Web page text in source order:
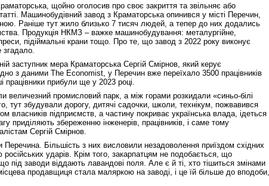
щойно оголосив про своє закриття та звільняє або
Машинобудівний завод з Краматорська опинився у місті Перечин,
Раніше тут жило близько 7 тисяч людей, а тепер до них додались
Продукція НКМЗ – важке машинобудування: металургійне,
підіймальні крани тощо. Про те, що завод з 2022 року виконує
заступник мера Краматорська Сергій Смірнов, який керує
з даними The Economist, у Перечин вже переїхало 3500 працівників
прибули ще у 2023 році.
величезний промисловий парк, а між горами розкидали «синьо-білі
тут збудували дорогу, дитячі садочки, школи, технікум, пожвавився
власників підприємств, а частину покриває українська влада, ідеться
приділяють збереженню інженерів, працівників, і саме тому
Сергій Смірнов.
Більшість з них висловили незадоволення приїздом східних
ударів. Крім того, закарпатцям не подобається, що
під заводи віддають лавандові поля. Але є й ті, хто тішиться змінами
продавщиця стала маляркою на заводі, і це їй більше до вподоби,